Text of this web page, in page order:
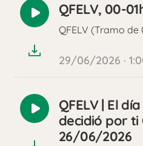
Reproducir
audio
QFELV, 00-
QFELV (Tramo de
29/06/2026 ·
Reproducir
audio
QFELV | El
decidió por ti
26/06/2026